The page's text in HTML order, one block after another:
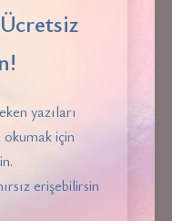
yazıları
için
erişebilirsin